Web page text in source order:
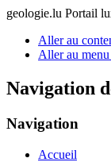
geologie.lu Portail
Aller au
Aller au
Navigation
Navigation
Accueil